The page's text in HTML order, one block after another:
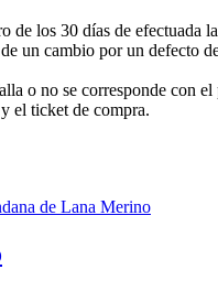
de los 30 días de
un cambio por un defecto
o no se corresponde con
el ticket de compra.